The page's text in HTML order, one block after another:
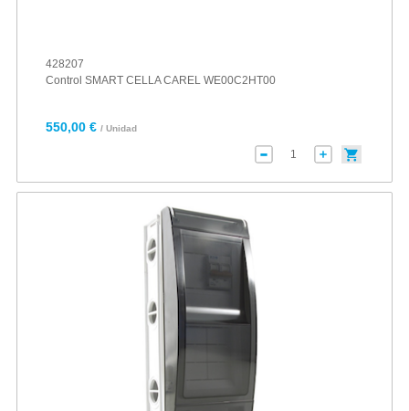
428207
Control SMART CELLA CAREL WE00C2HT00
550,00 € / Unidad